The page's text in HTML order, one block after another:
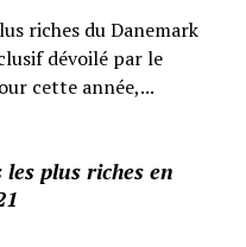
riches du Danemark
dévoilé par le
cette année,...
les plus riches en